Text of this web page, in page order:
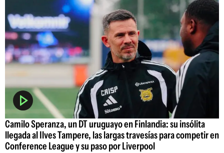
Camilo Speranza, un DT uruguayo en Finlandia: su insólita
llegada al Ilves Tampere, las largas travesías para competir en
Conference League y su paso por Liverpool